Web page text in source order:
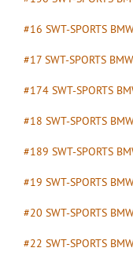
#16 SWT-SPORTS
#17 SWT-SPORTS
#174 SWT-SPORTS
#18 SWT-SPORTS
#189 SWT-SPORTS
#19 SWT-SPORTS
#20 SWT-SPORTS
#22 SWT-SPORTS